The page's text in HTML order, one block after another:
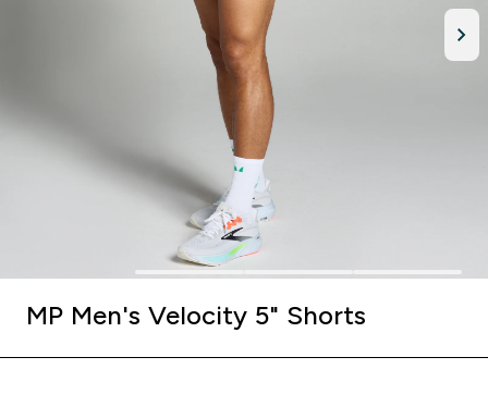
MP Men's Velocity 5" Shorts